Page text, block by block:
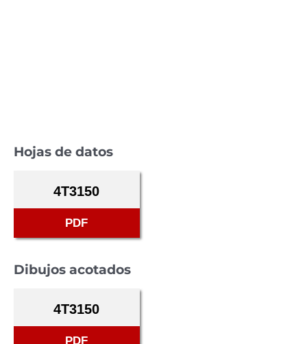
Hojas de datos
4T3150
PDF
Dibujos acotados
4T3150
PDF